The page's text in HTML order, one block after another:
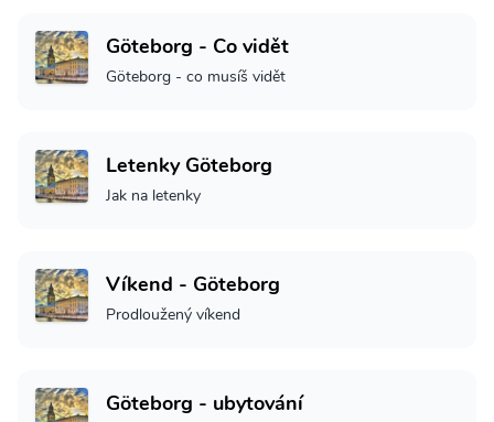
Göteborg - Co vidět
Göteborg - co musíš vidět
Letenky Göteborg
Jak na letenky
Víkend - Göteborg
Prodloužený víkend
Göteborg - ubytování